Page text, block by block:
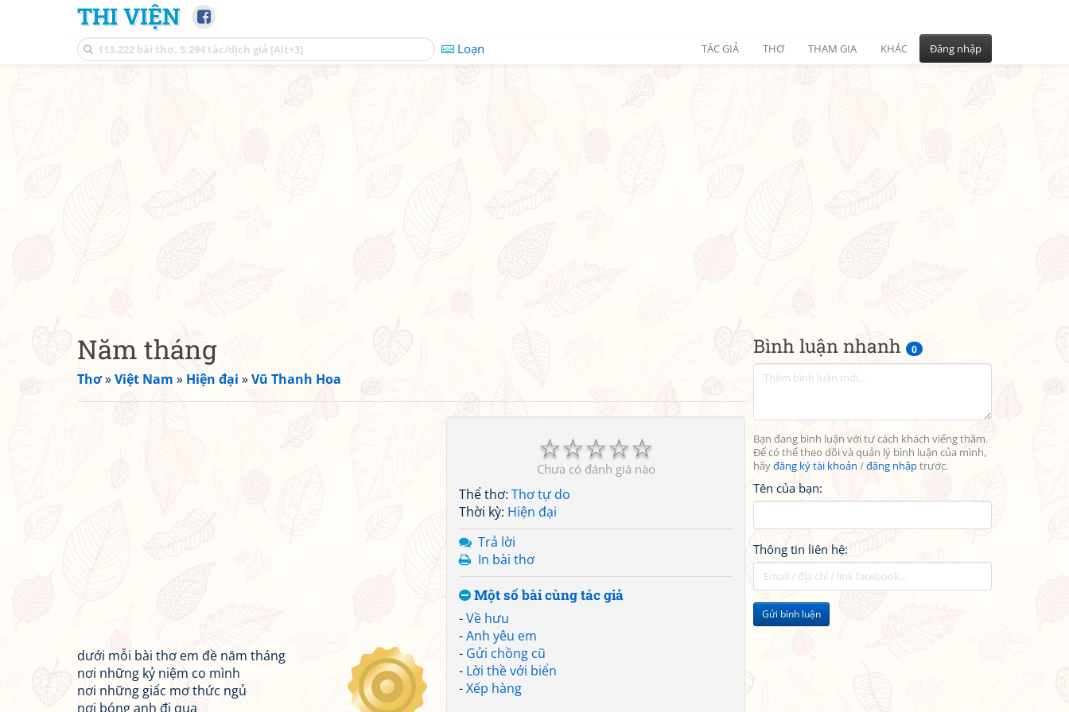
THI VIỆN
Loạn TÁC GIẢ THƠ THAM GIA KHÁC Đăng nhập
Bình luận nhanh 0
Bạn đang bình luận với tư cách khách viếng thăm.
Để có thể theo dõi và quản lý bình luận của mình,
hãyđăng ký tài khoản /đăng nhậptrước.
Tên của bạn:
Thông tin liên hệ:
Gửi bình luận
Năm tháng
Thơ»Việt Nam » Hiện đại »Vũ Thanh Hoa
☆
☆
☆
☆
☆
Chưa có đánh giá nào
Thể thơ: Thơ tự do
Thời kỳ: Hiện đại
Trả lời
In bài thơ
Một số bài cùng tác giả
-Về hưu
-Anh yêu em
- Gửi chồng cũ
- Lời thề với biển
-Xếp hàng
dưới mỗi bài thơ em đề năm tháng
nơi những kỷ niệm co mình
nơi những giấc mơ thức ngủ
nơi bóng anh đi qua